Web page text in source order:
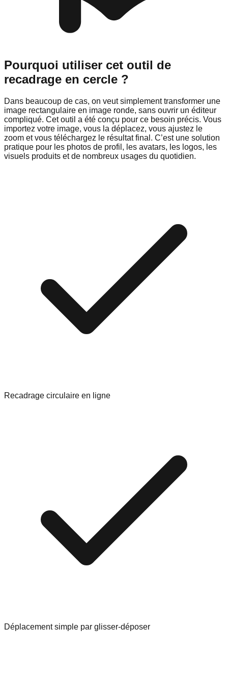
Pourquoi utiliser cet outil de
recadrage en cercle ?
Dans beaucoup de cas, on veut simplement transformer une
image rectangulaire en image ronde, sans ouvrir un éditeur
compliqué. Cet outil a été conçu pour ce besoin précis. Vous
importez votre image, vous la déplacez, vous ajustez le
zoom et vous téléchargez le résultat final. C’est une solution
pratique pour les photos de profil, les avatars, les logos, les
visuels produits et de nombreux usages du quotidien.
Recadrage circulaire en ligne
Déplacement simple par glisser-déposer